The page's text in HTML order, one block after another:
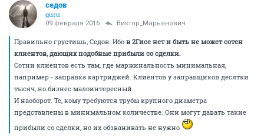
седов
guru
09 февраля 2016 Виктор_Марьянович
Правильно грустишь, Седов. Ибо в 2Гисе нет и быть не может сотен
клиентов, дающих подобные прибыли со сделки.
Сотни клиентов есть там, где маржинальность минимальная,
например - заправка картриджей. Клиентов у заправщиков десятки
тысяч, но бизнес малоинтересный.
И наоборот. Те, кому требуются трубы крупного диаметра
представлены в минимальном количестве. Они могут давать такие
прибыли со сделки, но их обзванивать не нужно